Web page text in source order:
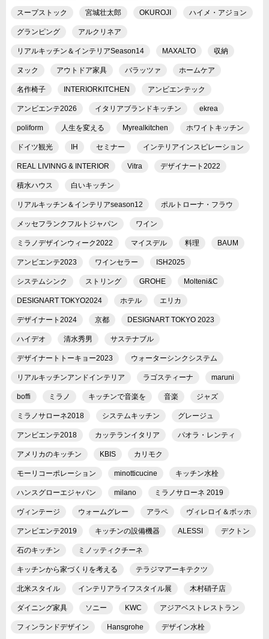
スープストック 宮城壮太郎 OKUROJI ハイメ・アジョン
グランピング アルクリネア
リアルキッチン＆インテリアSeason14 MAXALTO 収納
ヌック アウトドア家具 バラッツァ ホームケア
名作椅子 INTERIORKITCHEN アンビエンテック
アンビエンテ2026 イタリアブランドキッチン ekrea
poliform 人生を変える Myrealkitchen ホワイトキッチン
ドイツ観光 IH セミナー インテリアインスピレーション
REAL LIVINNG & INTERIOR Vitra デザイナート2022
積水ハウス 白いキッチン
リアルキッチン＆インテリアseason12 ポルトローナ・フラウ
メッセフランクフルトジャパン ワイン
ミラノデザインウィーク2022 マイスデル 料理 BAUM
アンビエンテ2023 ワインセラー ISH2025
システムシンク ストリング GROHE Molteni&C
DESIGNART TOKYO2024 ホテル エリカ
デザイナート2024 京都 DESIGNART TOKYO 2023
ハイデオ 清水秀男 サステナブル
デザイナートトーキョー2023 ウォーターシンクシステム
リアルキッチンアンドインテリア ラゴスティーナ maruni
boffi ミラノ キッチンで音楽を 音楽 ジャズ
ミラノサローネ2018 システムキッチン グレージュ
アンビエンテ2018 カッテランイタリア パオラ・レンティ
アメリカのキッチン KBIS カリモク
モーリコーポレーション minotticucine キッチン水栓
ハンスグローエジャパン milano ミラノサローネ 2019
ヴィンテージ ウォームグレー アラペ ヴィレロイ＆ボッホ
アンビエンテ2019 キッチンの設備機器 ALESSI デクトン
石のキッチン ミノッティクチーネ
キッチンから家づくりを考える テラジマアーキテクツ
北米スタイル インテリアライフスタイル展 木村硝子店
ダイニング家具 ソニー KWC アジアベストレストラン
フィンランドデザイン Hansgrohe デザイン水栓